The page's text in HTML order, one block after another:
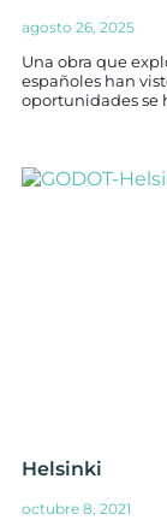
agosto 26, 2025
Una obra que
españoles han
oportunidades se
Helsinki
octubre 8, 2021